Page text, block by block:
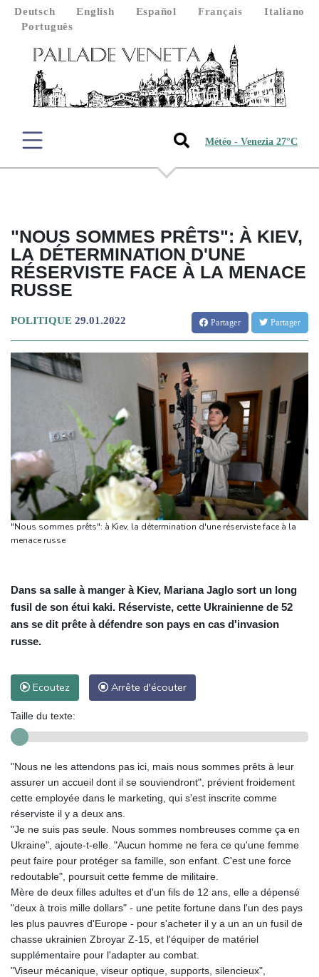
Deutsch English Español Français
Italiano
Português
Météo - Venezia 27°C
"NOUS SOMMES PRÊTS": À KIEV,
LA DÉTERMINATION D'UNE
RÉSERVISTE FACE À LA MENACE
RUSSE
POLITIQUE 29.01.2022 Partager Partager
"Nous sommes prêts": à Kiev, la détermination d'une réserviste face à la
menace russe
Dans sa salle à manger à Kiev, Mariana Jaglo sort un long
fusil de son étui kaki. Réserviste, cette Ukrainienne de 52
ans se dit prête à défendre son pays en cas d'invasion
russe.
Ecoutez Arrête d'écouter
Taille du texte:
"Nous ne les attendons pas ici, mais nous sommes prêts à leur
assurer un accueil dont il se souviendront", prévient froidement
cette employée dans le marketing, qui s'est inscrite comme
réserviste il y a deux ans.
"Je ne suis pas seule. Nous sommes nombreuses comme ça en
Ukraine", ajoute-t-elle. "Aucun homme ne fera ce qu'une femme
peut faire pour protéger sa famille, son enfant. C'est une force
redoutable", poursuit cette femme de militaire.
Mère de deux filles adultes et d'un fils de 12 ans, elle a dépensé
"deux à trois mille dollars" - une petite fortune dans l'un des pays
les plus pauvres d'Europe - pour s'acheter il y a un an un fusil de
chasse ukrainien Zbroyar Z-15, et l'équiper de matériel
supplémentaire pour l'adapter au combat.
"Viseur mécanique, viseur optique, supports, silencieux",